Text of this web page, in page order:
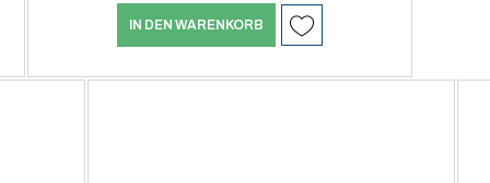
IN DEN WARENKORB